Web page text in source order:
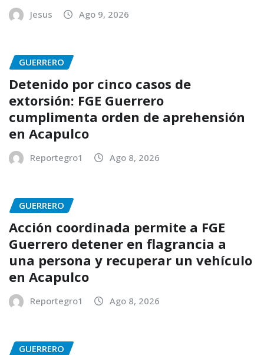
Jesus Ago 9, 2026
GUERRERO
Detenido por cinco casos de
extorsión: FGE Guerrero
cumplimenta orden de aprehensión
en Acapulco
Reportegro1 Ago 8, 2026
GUERRERO
Acción coordinada permite a FGE
Guerrero detener en flagrancia a
una persona y recuperar un vehículo
en Acapulco
Reportegro1 Ago 8, 2026
GUERRERO